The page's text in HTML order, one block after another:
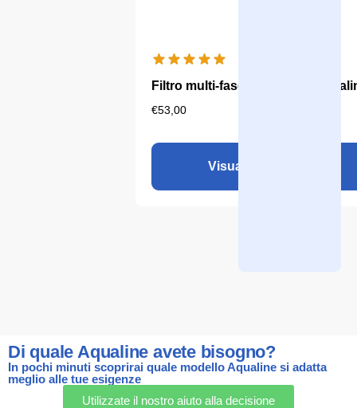
Filtro multi-fase Aqualine 5 -
€53,00
Visualizza il prodotto
Di quale Aqualine avete bisogno?
In pochi minuti scoprirai quale modello Aqualine si adatta
meglio alle tue esigenze
Utilizzate il nostro aiuto alla decisione